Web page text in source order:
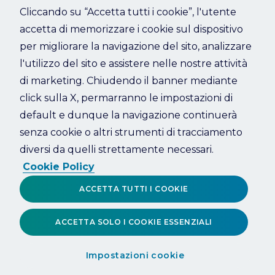
Refresh
Cliccando su “Accetta tutti i cookie”, l'utente
accetta di memorizzare i cookie sul dispositivo
per migliorare la navigazione del sito, analizzare
l'utilizzo del sito e assistere nelle nostre attività
di marketing. Chiudendo il banner mediante
click sulla X, permarranno le impostazioni di
default e dunque la navigazione continuerà
senza cookie o altri strumenti di tracciamento
diversi da quelli strettamente necessari.
Cookie Policy
Impostazioni cookie
ACCETTA SOLO I COOKIE ESSENZIALI
ACCETTA TUTTI I COOKIE